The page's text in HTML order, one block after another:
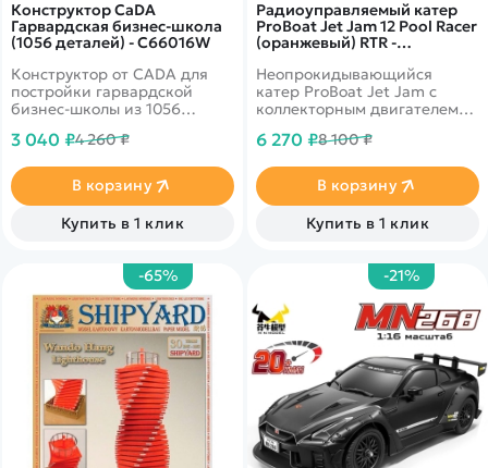
Конструктор CaDA
Гарвардская бизнес-школа
(1056 деталей) - C66016W
Конструктор от CADA для
постройки гарвардской
бизнес-школы из 1056
основе библиотеки Бейкера,
Гарвардской школы бизнеса,
выполненного в
неоклассическом
архитектурном стиле и
3 040 ₽4 260 ₽
В корзину
Купить в 1 клик
Радиоуправляемый катер
ProBoat Jet Jam 12 Pool Racer
(оранжевый) RTR -
Неопрокидывающийся
катер ProBoat Jet Jam с
коллекторным двигателем
6 270 ₽8 100 ₽
В корзину
Купить в 1 клик
-65% -21%